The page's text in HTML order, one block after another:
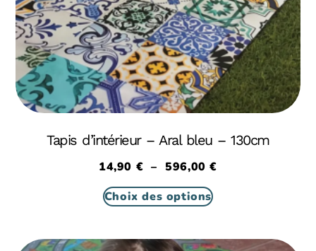
Tapis d’intérieur – Aral bleu – 130cm
14,90 € – 596,00€
Choix des options